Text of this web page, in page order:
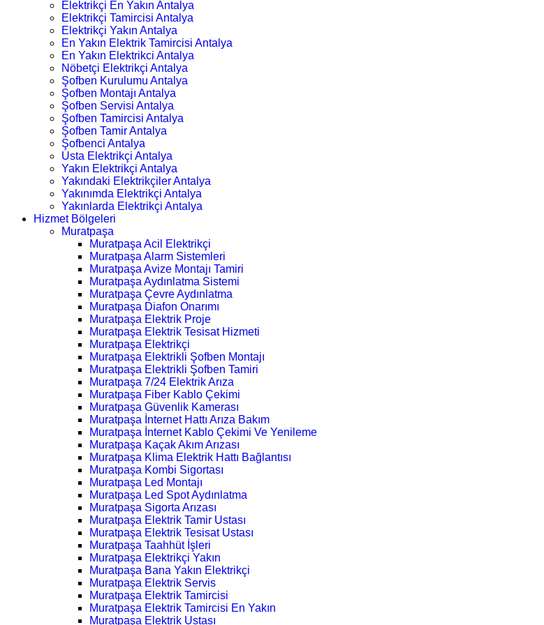
Elektrikçi En Yakın Antalya
Elektrikçi Tamircisi Antalya
Elektrikçi Yakın Antalya
En Yakın Elektrik Tamircisi Antalya
En Yakın Elektrikci Antalya
Nöbetçi Elektrikçi Antalya
Şofben Kurulumu Antalya
Şofben Montajı Antalya
Şofben Servisi Antalya
Şofben Tamircisi Antalya
Şofben Tamir Antalya
Şofbenci Antalya
Usta Elektrikçi Antalya
Yakın Elektrikçi Antalya
Yakındaki Elektrikçiler Antalya
Yakınımda Elektrikçi Antalya
Yakınlarda Elektrikçi Antalya
Hizmet Bölgeleri
Muratpaşa
Muratpaşa Acil Elektrikçi
Muratpaşa Alarm Sistemleri
Muratpaşa Avize Montajı Tamiri
Muratpaşa Aydınlatma Sistemi
Muratpaşa Çevre Aydınlatma
Muratpaşa Diafon Onarımı
Muratpaşa Elektrik Proje
Muratpaşa Elektrik Tesisat Hizmeti
Muratpaşa Elektrikçi
Muratpaşa Elektrikli Şofben Montajı
Muratpaşa Elektrikli Şofben Tamiri
Muratpaşa 7/24 Elektrik Arıza
Muratpaşa Fiber Kablo Çekimi
Muratpaşa Güvenlik Kamerası
Muratpaşa İnternet Hattı Arıza Bakım
Muratpaşa İnternet Kablo Çekimi Ve Yenileme
Muratpaşa Kaçak Akım Arızası
Muratpaşa Klima Elektrik Hattı Bağlantısı
Muratpaşa Kombi Sigortası
Muratpaşa Led Montajı
Muratpaşa Led Spot Aydınlatma
Muratpaşa Sigorta Arızası
Muratpaşa Elektrik Tamir Ustası
Muratpaşa Elektrik Tesisat Ustası
Muratpaşa Taahhüt İşleri
Muratpaşa Elektrikçi Yakın
Muratpaşa Bana Yakın Elektrikçi
Muratpaşa Elektrik Servis
Muratpaşa Elektrik Tamircisi
Muratpaşa Elektrik Tamircisi En Yakın
Muratpaşa Elektrik Ustası